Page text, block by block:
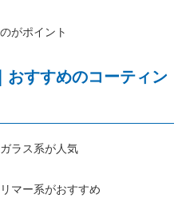
がポイント
おすすめのコーティン
ラス系が人気
マー系がおすすめ